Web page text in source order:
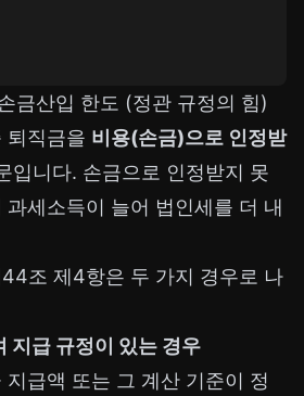
금산입 한도 (정관 규정의 힘)
퇴직금을 비용(손금)으로 인정받
입니다. 손금으로 인정받지 못
세소득이 늘어 법인세를 더 내
조 제4항은 두 가지 경우로 나
급 규정이 있는 경우
급액 또는 그 계산 기준이 정